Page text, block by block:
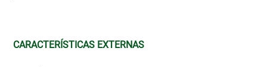
CARACTERÍSTICAS EXTERNAS